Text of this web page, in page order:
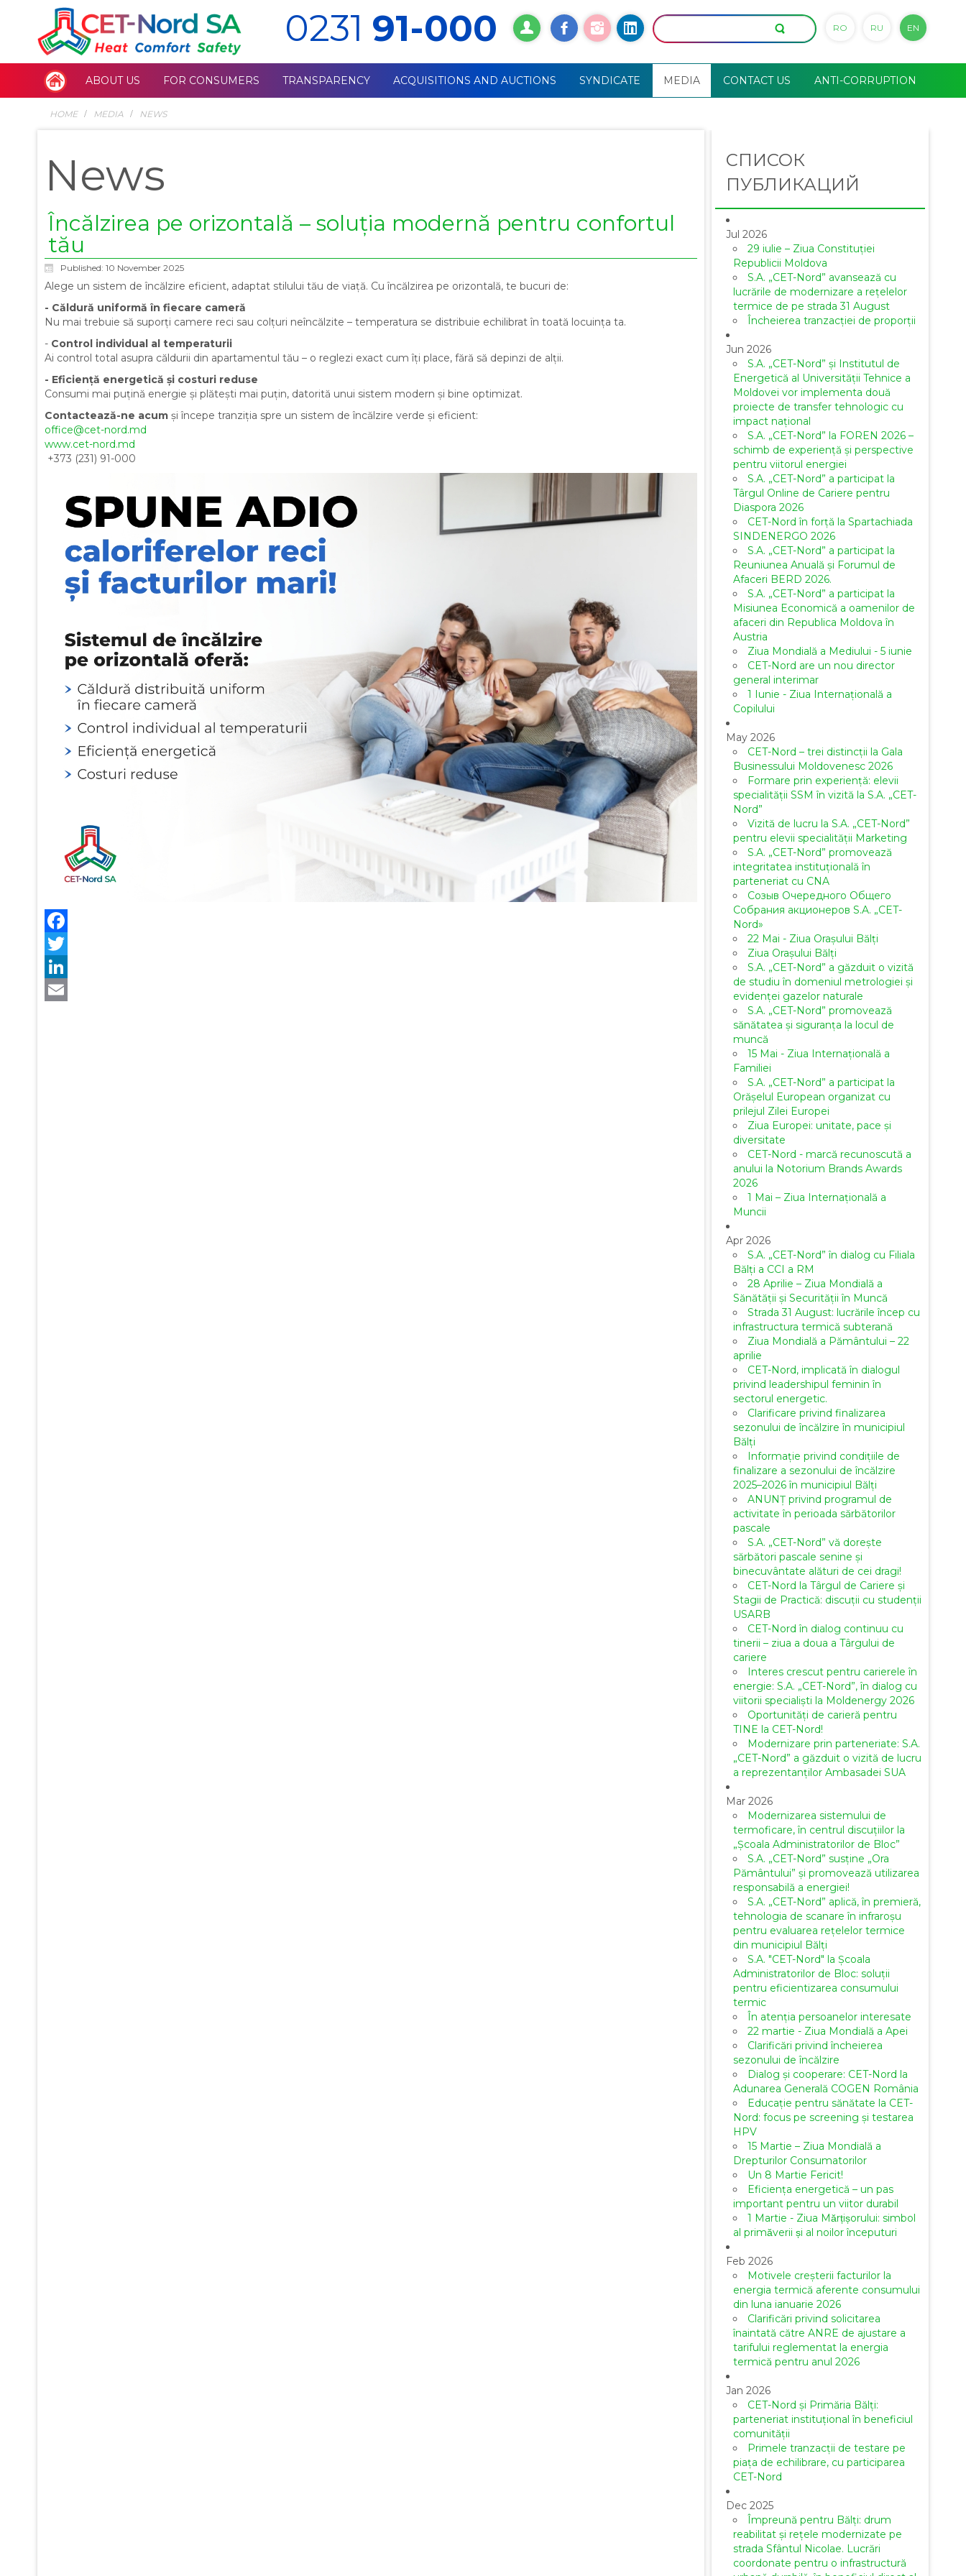
RO RU EN
0231 91-000
ABOUT US FOR CONSUMERS TRANSPARENCY ACQUISITIONS AND AUCTIONS SYNDICATE MEDIA CONTACT US ANTI-CORRUPTION
HOME MEDIA NEWS
News
Încălzirea pe orizontală – soluția modernă pentru confortul
tău
Published: 10 November 2025
Alege un sistem de încălzire eficient, adaptat stilului tău de viață. Cu încălzirea pe orizontală, te bucuri de:
- Căldură uniformă în fiecare cameră
Nu mai trebuie să suporți camere reci sau colțuri neîncălzite – temperatura se distribuie echilibrat în toată locuința ta.
- Control individual al temperaturii
Ai control total asupra căldurii din apartamentul tău – o reglezi exact cum îți place, fără să depinzi de alții.
- Eficiență energetică și costuri reduse
Consumi mai puțină energie și plătești mai puțin, datorită unui sistem modern și bine optimizat.
Contactează-ne acum și începe tranziția spre un sistem de încălzire verde și eficient:
office@cet-nord.md
www.cet-nord.md
+373 (231) 91-000
СПИСОК
ПУБЛИКАЦИЙ
Jul 2026
29 iulie – Ziua Constituției
Republicii Moldova
S.A. „CET-Nord” avansează cu
lucrările de modernizare a rețelelor
termice de pe strada 31 August
Încheierea tranzacției de proporții
Jun 2026
S.A. „CET-Nord” și Institutul de
Energetică al Universității Tehnice a
Moldovei vor implementa două
proiecte de transfer tehnologic cu
impact național
S.A. „CET-Nord” la FOREN 2026 –
schimb de experiență și perspective
pentru viitorul energiei
S.A. „CET-Nord” a participat la
Târgul Online de Cariere pentru
Diaspora 2026
CET-Nord în forță la Spartachiada
SINDENERGO 2026
S.A. „CET-Nord” a participat la
Reuniunea Anuală și Forumul de
Afaceri BERD 2026.
S.A. „CET-Nord” a participat la
Misiunea Economică a oamenilor de
afaceri din Republica Moldova în
Austria
Ziua Mondială a Mediului - 5 iunie
CET-Nord are un nou director
general interimar
1 Iunie - Ziua Internațională a
Copilului
May 2026
CET-Nord – trei distincții la Gala
Businessului Moldovenesc 2026
Formare prin experiență: elevii
specialității SSM în vizită la S.A. „CET-
Nord”
Vizită de lucru la S.A. „CET-Nord”
pentru elevii specialității Marketing
S.A. „CET-Nord” promovează
integritatea instituțională în
parteneriat cu CNA
Созыв Очередного Общего
Собрания акционеров S.A. „CET-
Nord»
22 Mai - Ziua Orașului Bălți
Ziua Orașului Bălți
S.A. „CET-Nord” a găzduit o vizită
de studiu în domeniul metrologiei și
evidenței gazelor naturale
S.A. „CET-Nord” promovează
sănătatea și siguranța la locul de
muncă
15 Mai - Ziua Internațională a
Familiei
S.A. „CET-Nord” a participat la
Orășelul European organizat cu
prilejul Zilei Europei
Ziua Europei: unitate, pace și
diversitate
CET-Nord - marcă recunoscută a
anului la Notorium Brands Awards
2026
1 Mai – Ziua Internațională a
Muncii
Apr 2026
S.A. „CET-Nord” în dialog cu Filiala
Bălți a CCI a RM
28 Aprilie – Ziua Mondială a
Sănătății și Securității în Muncă
Strada 31 August: lucrările încep cu
infrastructura termică subterană
Ziua Mondială a Pământului – 22
aprilie
CET-Nord, implicată în dialogul
privind leadershipul feminin în
sectorul energetic.
Clarificare privind finalizarea
sezonului de încălzire în municipiul
Bălți
Informație privind condițiile de
finalizare a sezonului de încălzire
2025–2026 în municipiul Bălți
ANUNȚ privind programul de
activitate în perioada sărbătorilor
pascale
S.A. „CET-Nord” vă dorește
sărbători pascale senine și
binecuvântate alături de cei dragi!
CET-Nord la Târgul de Cariere și
Stagii de Practică: discuții cu studenții
USARB
CET-Nord în dialog continuu cu
tinerii – ziua a doua a Târgului de
cariere
Interes crescut pentru carierele în
energie: S.A. „CET-Nord”, în dialog cu
viitorii specialiști la Moldenergy 2026
Oportunități de carieră pentru
TINE la CET-Nord!
Modernizare prin parteneriate: S.A.
„CET-Nord” a găzduit o vizită de lucru
a reprezentanților Ambasadei SUA
Mar 2026
Modernizarea sistemului de
termoficare, în centrul discuțiilor la
„Școala Administratorilor de Bloc”
S.A. „CET-Nord” susține „Ora
Pământului” și promovează utilizarea
responsabilă a energiei!
S.A. „CET-Nord” aplică, în premieră,
tehnologia de scanare în infraroșu
pentru evaluarea rețelelor termice
din municipiul Bălți
S.A. "CET-Nord" la Școala
Administratorilor de Bloc: soluții
pentru eficientizarea consumului
termic
În atenția persoanelor interesate
22 martie - Ziua Mondială a Apei
Clarificări privind încheierea
sezonului de încălzire
Dialog și cooperare: CET-Nord la
Adunarea Generală COGEN România
Educație pentru sănătate la CET-
Nord: focus pe screening și testarea
HPV
15 Martie – Ziua Mondială a
Drepturilor Consumatorilor
Un 8 Martie Fericit!
Eficiența energetică – un pas
important pentru un viitor durabil
1 Martie - Ziua Mărțișorului: simbol
al primăverii și al noilor începuturi
Feb 2026
Motivele creșterii facturilor la
energia termică aferente consumului
din luna ianuarie 2026
Clarificări privind solicitarea
înaintată către ANRE de ajustare a
tarifului reglementat la energia
termică pentru anul 2026
Jan 2026
CET-Nord și Primăria Bălți:
parteneriat instituțional în beneficiul
comunității
Primele tranzacții de testare pe
piața de echilibrare, cu participarea
CET-Nord
Dec 2025
Împreună pentru Bălți: drum
reabilitat și rețele modernizate pe
strada Sfântul Nicolae. Lucrări
coordonate pentru o infrastructură